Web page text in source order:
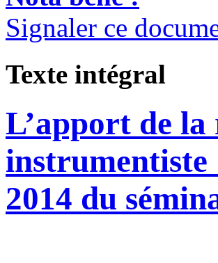
Signaler ce
Texte intégral
L’apport de
instrumentiste
2014 du